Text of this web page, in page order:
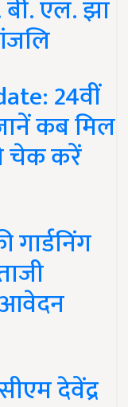
बी. एल. झा
24वीं
कब मिल
चेक करें
गार्डनिंग
आवेदन
देवेंद्र